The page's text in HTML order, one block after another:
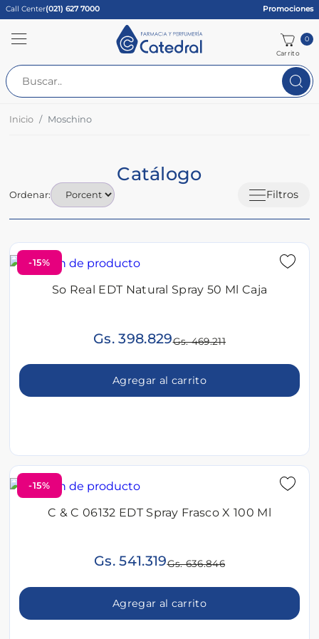
Call Center(021) 627 7000 Promociones
Carrito
0
Inicio Moschino
Catálogo
Filtros
Ordenar:
-15%
So Real EDT Natural Spray 50 Ml Caja
Gs. 398.829Gs. 469.211
Agregar al carrito
-15%
C & C 06132 EDT Spray Frasco X 100 Ml
Gs. 541.319Gs. 636.846
Agregar al carrito